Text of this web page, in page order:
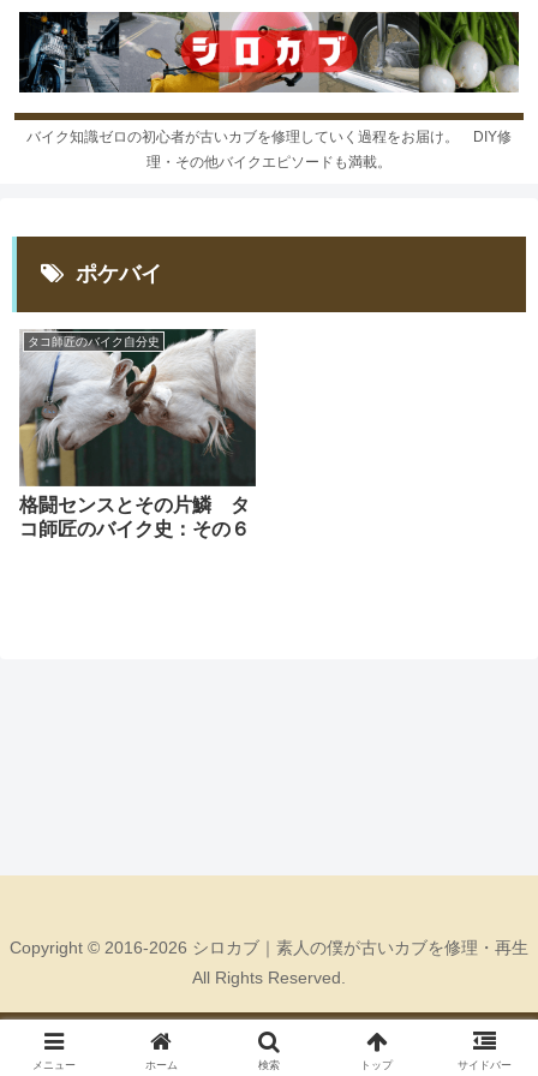
バイク知識ゼロの初心者が古いカブを修理していく過程をお届け。 DIY修
理・その他バイクエピソードも満載。
ポケバイ
タコ師匠のバイク自分史
格闘センスとその片鱗 タ
コ師匠のバイク史：その６
Copyright © 2016-2026 シロカブ｜素人の僕が古いカブを修理・再生
All Rights Reserved.
メニュー ホーム 検索 トップ サイドバー